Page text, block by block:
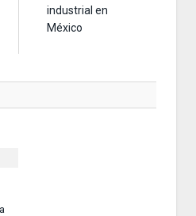
industrial en
México